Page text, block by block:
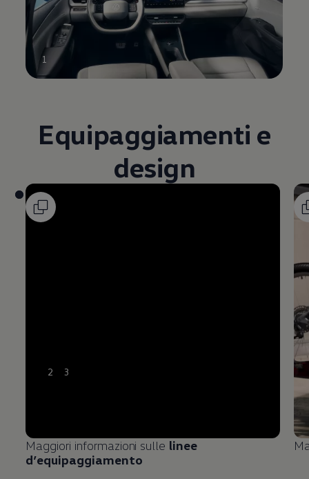
1
Equipaggiamenti e
design
2 3
Maggiori informazioni sulle linee
d’equipaggiamento